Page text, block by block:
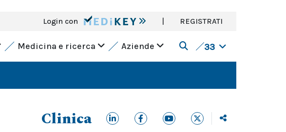
Login con | REGISTRATI
Medicina e ricerca Aziende 33
Clinica